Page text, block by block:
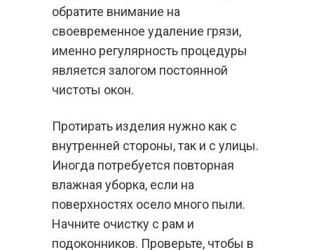
обратите внимание на
своевременное удаление грязи,
именно регулярность процедуры
является залогом постоянной
чистоты окон.
Протирать изделия нужно как с
внутренней стороны, так и с улицы.
Иногда потребуется повторная
влажная уборка, если на
поверхностях осело много пыли.
Начните очистку с рам и
подоконников. Проверьте, чтобы в